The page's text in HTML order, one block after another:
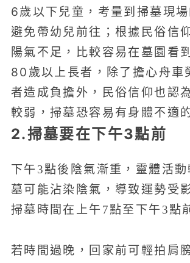
6歲以下兒童，考量到掃墓現
避免帶幼兒前往；根據民俗信
陽氣不足，比較容易在墓園看
80歲以上長者，除了擔心舟車
者造成負擔外，民俗信仰也認
較弱，掃墓恐容易有身體不適
2.掃墓要在下午3點前
下午3點後陰氣漸重，靈體活動
墓可能沾染陰氣，導致運勢受
掃墓時間在上午7點至下午3點
若時間過晚，回家前可輕拍肩